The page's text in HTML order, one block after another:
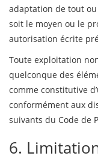
adaptation de tout
soit le moyen ou le
autorisation écrite
Toute exploitation
quelconque des
comme constitutive
conformément aux
suivants du Code de
6.